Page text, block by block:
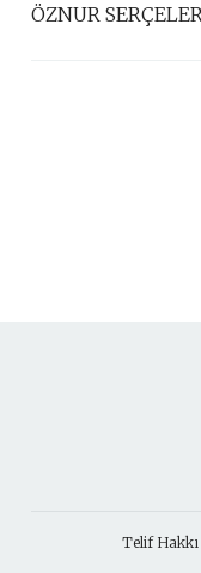
ÖZNUR SERÇELER
Telif Hakkı